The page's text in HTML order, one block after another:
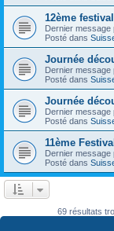
12ème
Dernier message
Posté dans
Journée
Dernier message
Posté dans
Journée
Dernier message
Posté dans
11ème
Dernier message
Posté dans
69 résultats